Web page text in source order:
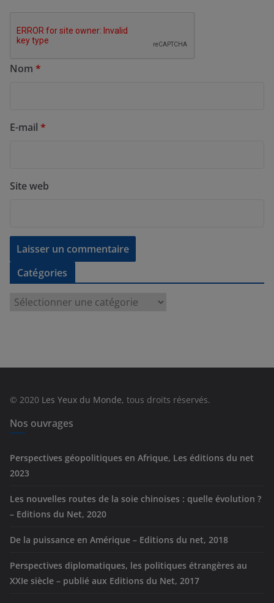
Nom *
E-mail *
Site web
Catégories
e
s
© 2020 Les Yeux du Monde, tous droits réservés.
Nos ouvrages
Perspectives géopolitiques en Afrique, Les éditions du net
2023
Les nouvelles routes de la soie chinoises : quelle évolution ?
– Editions du Net, 2020
De la puissance en Amérique – Editions du net, 2018
Perspectives diplomatiques, les politiques étrangères au
XXIe siècle – publié aux Editions du Net, 2017